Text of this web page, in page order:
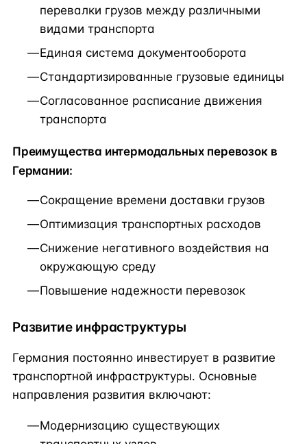
перевалки грузов между различными
видами транспорта
Единая система документооборота
Стандартизированные грузовые единицы
Согласованное расписание движения
транспорта
Преимущества интермодальных перевозок в
Германии:
Сокращение времени доставки грузов
Оптимизация транспортных расходов
Снижение негативного воздействия на
окружающую среду
Повышение надежности перевозок
Развитие инфраструктуры
Германия постоянно инвестирует в развитие
транспортной инфраструктуры. Основные
направления развития включают:
Модернизацию существующих